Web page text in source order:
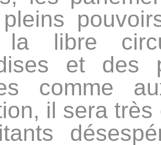
la libre
et des
comme
il sera